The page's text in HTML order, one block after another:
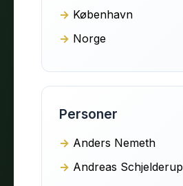
København
Norge
Personer
Anders Nemeth
Andreas Schjelderup